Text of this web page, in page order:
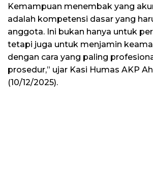
Kemampuan menembak yang
adalah kompetensi dasar yang
anggota. Ini bukan hanya untuk
tetapi juga untuk menjamin
dengan cara yang paling
prosedur,” ujar Kasi Humas AKP
(10/12/2025).